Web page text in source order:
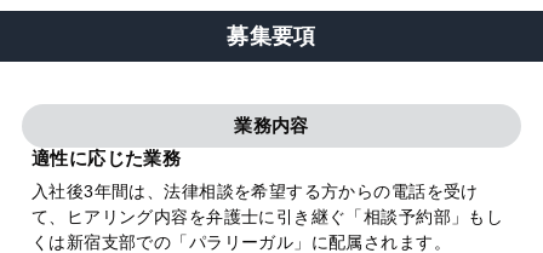
募集要項
業務内容
適性に応じた業務
入社後3年間は、法律相談を希望する方からの電話を受け
て、ヒアリング内容を弁護士に引き継ぐ「相談予約部」もし
くは新宿支部での「パラリーガル」に配属されます。
お知らせ
特設サイト